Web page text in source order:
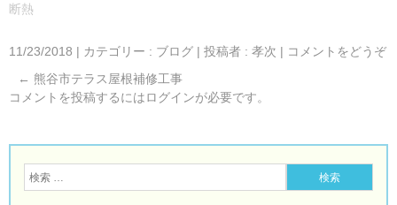
断熱
11/23/2018 | カテゴリー : ブログ | 投稿者 : 孝次 | コメントをどうぞ
← 熊谷市テラス屋根補修工事
コメントを投稿するにはログインが必要です。